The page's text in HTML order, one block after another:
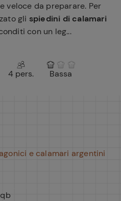
veloce da preparare. Per
gli spiedini di calamari
con un leg...
4 pers. Bassa
e calamari argentini